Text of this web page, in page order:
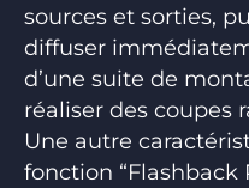
sources et sorties,
diffuser
d’une suite de
réaliser des coupes
Une autre
fonction “Flashback